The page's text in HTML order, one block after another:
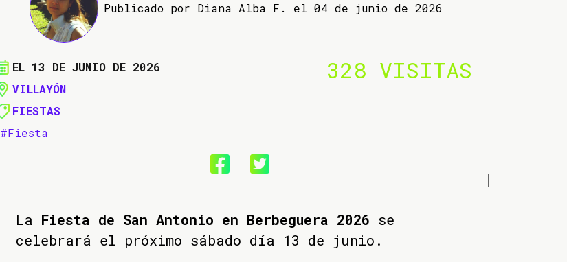
Publicado por Diana Alba F. el 04 de junio de 2026
EL 13 DE JUNIO DE 2026
VILLAYÓN
FIESTAS
#Fiesta
328 VISITAS
La Fiesta de San Antonio en Berbeguera 2026 se
celebrará el próximo sábado día 13 de junio.